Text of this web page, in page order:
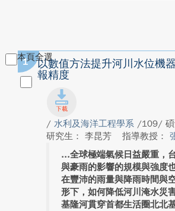
本頁全選
1
以數值方法提升河川水位機
報精度
/ 水利及海洋工程學系 /109/ 碩
研究生： 李昆芳
指導教授：
全球極端氣候日益嚴重，
與豪雨的影響的規模與強度
在豐沛的雨量與降雨時間與
形下，如何降低河川淹水災
基隆河貫穿首都生活圈北北